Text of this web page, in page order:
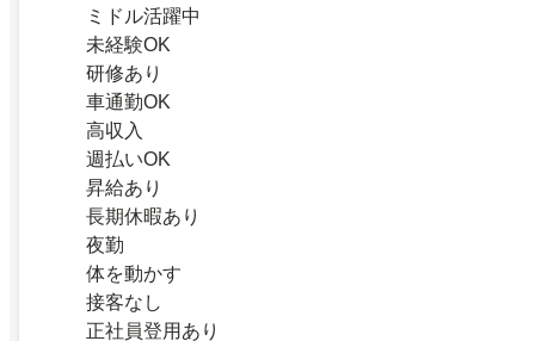
ミドル活躍中
未経験OK
研修あり
車通勤OK
高収入
週払いOK
昇給あり
長期休暇あり
夜勤
体を動かす
接客なし
正社員登用あり